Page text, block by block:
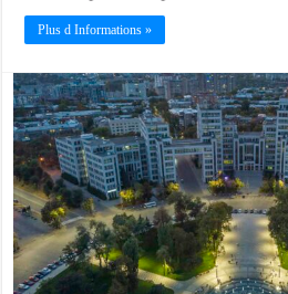
Plus d Informations »